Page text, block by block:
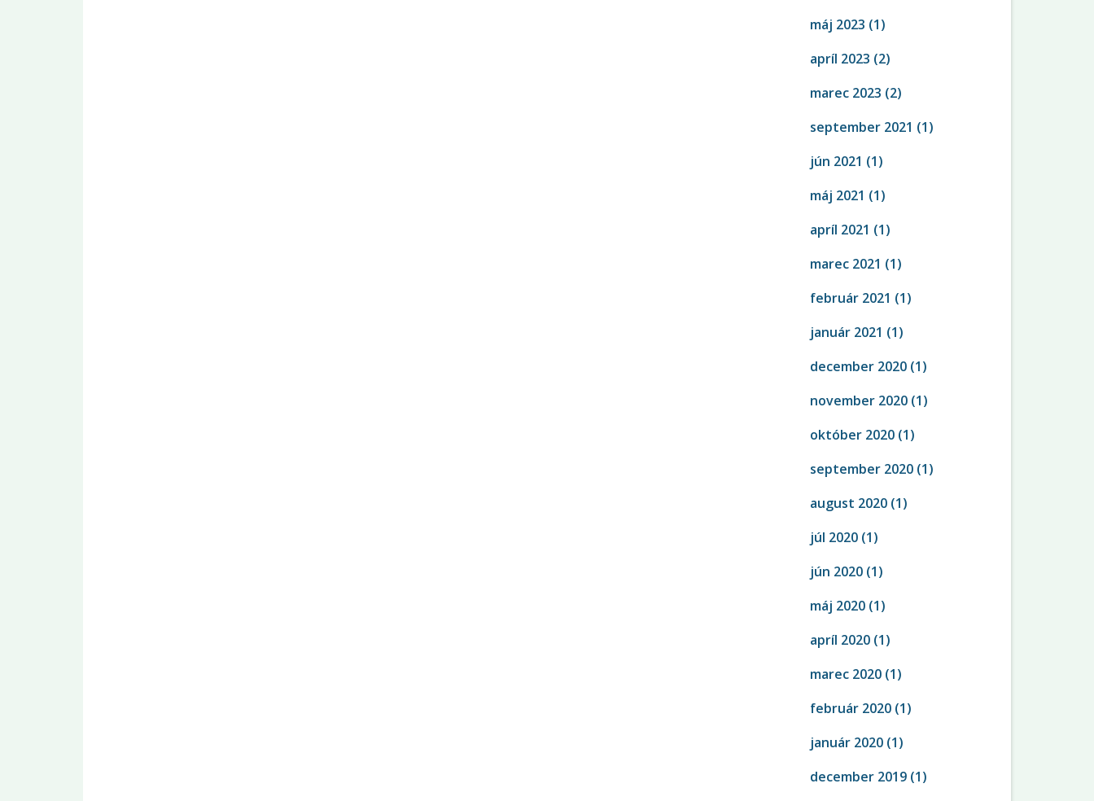
máj 2023 (1)
apríl 2023 (2)
marec 2023 (2)
september 2021 (1)
jún 2021 (1)
máj 2021 (1)
apríl 2021 (1)
marec 2021 (1)
február 2021 (1)
január 2021 (1)
december 2020 (1)
november 2020 (1)
október 2020 (1)
september 2020 (1)
august 2020 (1)
júl 2020 (1)
jún 2020 (1)
máj 2020 (1)
apríl 2020 (1)
marec 2020 (1)
február 2020 (1)
január 2020 (1)
december 2019 (1)